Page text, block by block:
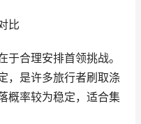
比
合理安排首领挑战。
，是许多旅行者刷取涤
概率较为稳定，适合集